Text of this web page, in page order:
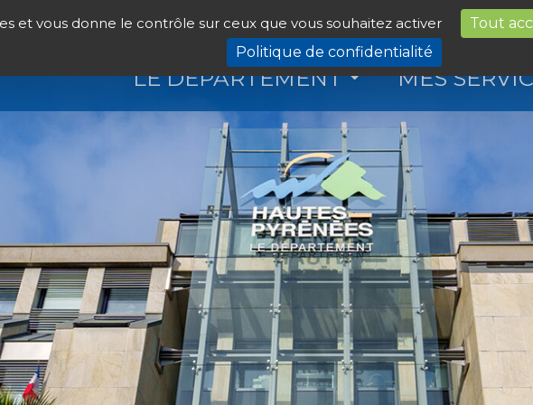
et vous donne le contrôle sur ceux que vous souhaitez activer Tout
Politique de confidentialité
LE DÉPARTEMENT MES